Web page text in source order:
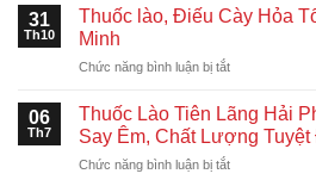
Thuốc
Lào
Malaysia,
Singapore
Nhanh
Chóng
–
31
Th10
Thuốc lào, Điếu Cày Hỏa
Minh
Chức năng bình luận bị tắtở
lào,
Điếu
Cày
Hỏa
06
Th7
Thuốc Lào Tiên Lãng Hải
Say Êm, Chất Lượng
Chức năng bình luận bị tắtở